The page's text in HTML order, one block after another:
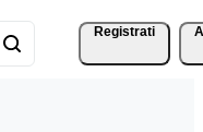
Registrati